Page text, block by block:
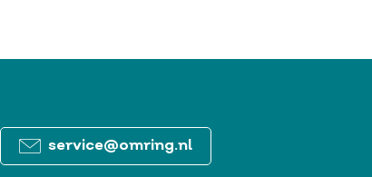
service@omring.nl